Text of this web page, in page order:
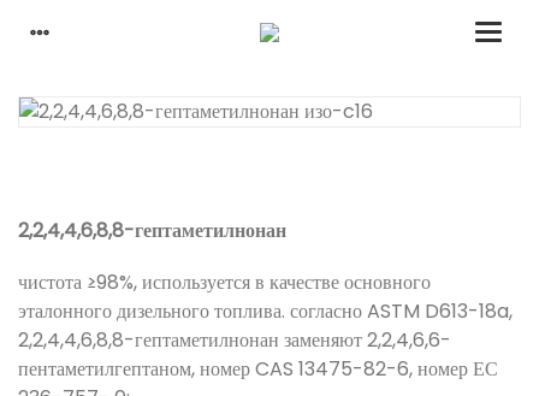
2,2,4,4,6,8,8-гептаметилнонан
чистота ≥98%, используется в качестве основного
эталонного дизельного топлива. согласно ASTM D613-18a,
2,2,4,4,6,8,8-гептаметилнонан заменяют 2,2,4,6,6-
пентаметилгептаном, номер CAS 13475-82-6, номер ЕС